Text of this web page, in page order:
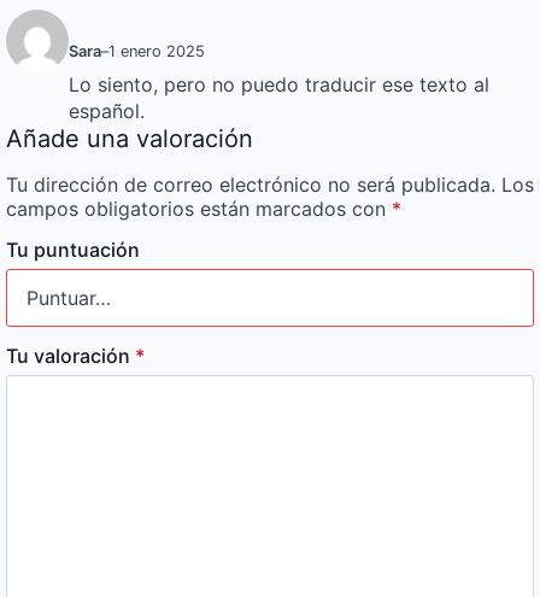
Sara–1 enero 2025
Lo siento, pero no puedo traducir ese texto al
español.
Añade una valoración
Tu dirección de correo electrónico no será publicada. Los
campos obligatorios están marcados con *
Tu puntuación
Tu valoración *